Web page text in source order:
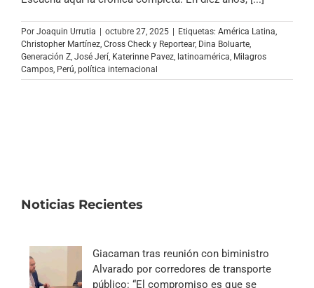
Archivo Sonoro
Por Joaquin Urrutia octubre 27, 2025 Etiquetas: América Latina,
Christopher Martínez, Cross Check y Reportear, Dina Boluarte,
Generación Z, José Jerí, Katerinne Pavez, latinoamérica, Milagros
Campos, Perú, política internacional
Noticias Recientes
Giacaman tras reunión con biministro
Alvarado por corredores de transporte
público: “El compromiso es que se